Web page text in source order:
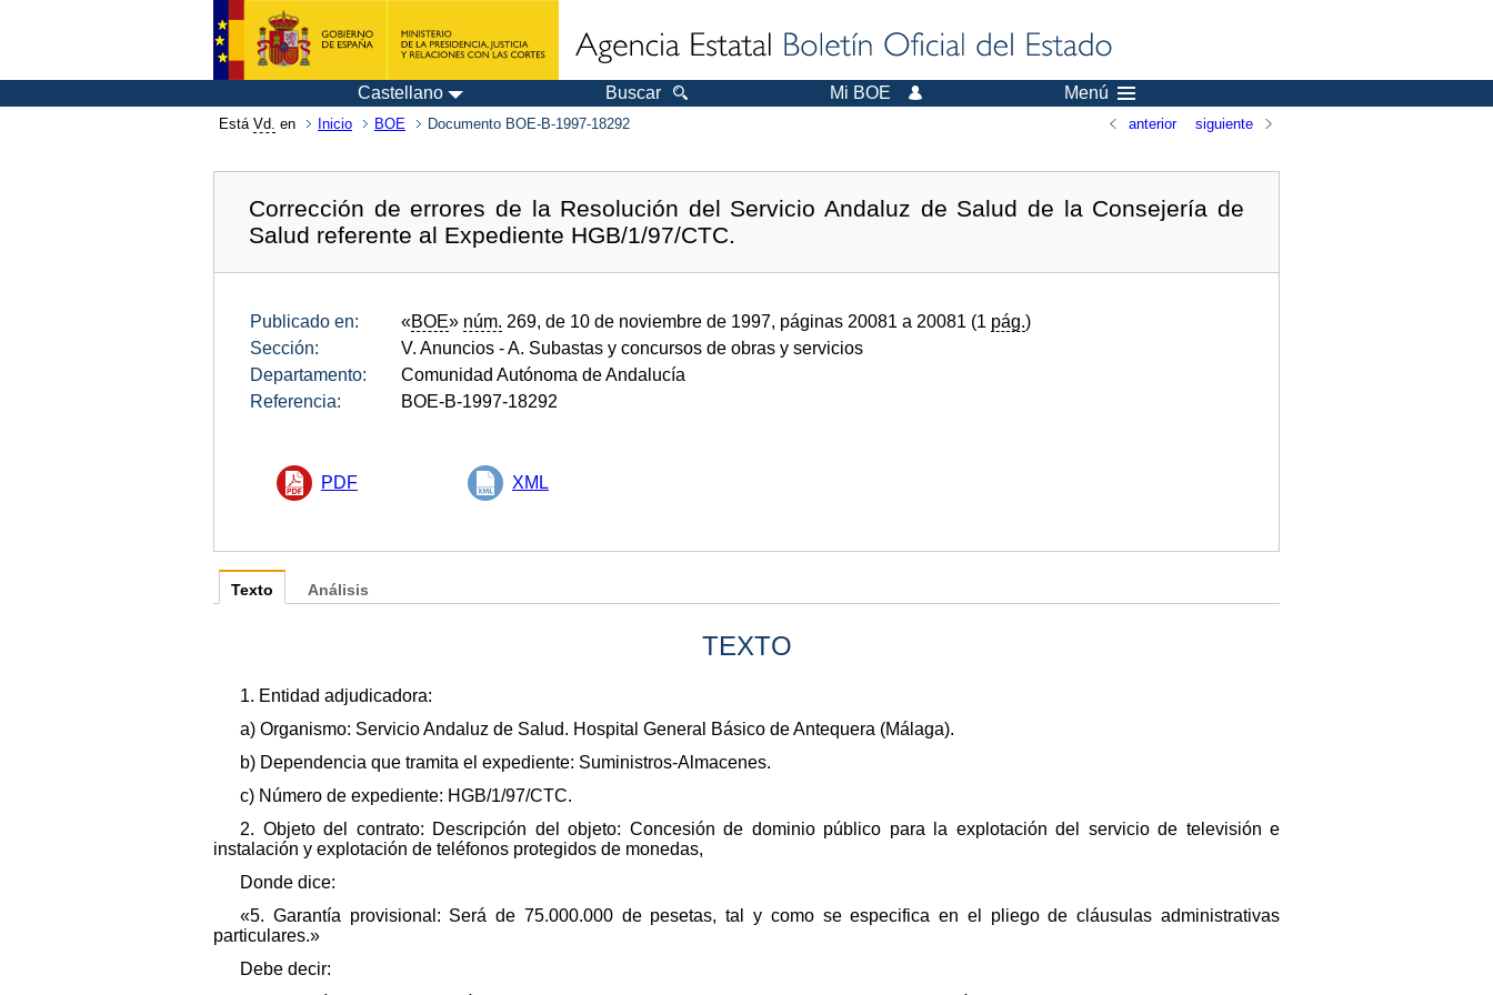
Castellano Buscar Mi BOE Menú
Está Vd. en Inicio BOE Documento BOE-B-1997-18292 anterior siguiente
Corrección de errores de la Resolución del Servicio Andaluz de Salud de la Consejería de
Salud referente al Expediente HGB/1/97/CTC.
Publicado en: «BOE» núm. 269, de 10 de noviembre de 1997, páginas 20081 a 20081 (1 pág.)
Sección:
V. Anuncios - A. Subastas y concursos de obras y servicios
Departamento:
Comunidad Autónoma de Andalucía
Referencia:
BOE-B-1997-18292
PDF XML
Texto
TEXTO
1. Entidad adjudicadora:
a) Organismo: Servicio Andaluz de Salud. Hospital General Básico de Antequera (Málaga).
b) Dependencia que tramita el expediente: Suministros-Almacenes.
c) Número de expediente: HGB/1/97/CTC.
2. Objeto del contrato: Descripción del objeto: Concesión de dominio público para la explotación del servicio de televisión e
instalación y explotación de teléfonos protegidos de monedas,
Donde dice:
«5. Garantía provisional: Será de 75.000.000 de pesetas, tal y como se especifica en el pliego de cláusulas administrativas
particulares.»
Debe decir:
Análisis